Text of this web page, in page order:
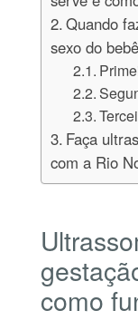
Quando
sexo do
Faça
com a Rio
como